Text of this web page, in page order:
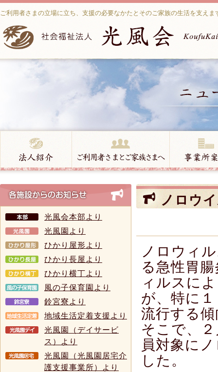
ご利用者さまの立場に立ち、支援の必要なかたとそのご家族の生活を支えま
光風会本部より
光風園より
ひかり屋形より
ひかり長屋より
ひかり横丁より
風の子保育園より
鈴宮寮より
地域生活定着支援より
光風園（デイサービ
ス）より
光風園（光風園居宅介
護支援事業所）より
ノロウ
ノロウィ
る急性胃
ィルスに
が、特に
流行する
そこで、
員対象に
した。